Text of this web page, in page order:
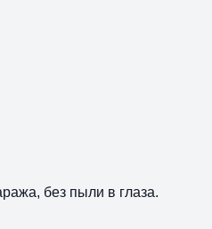
без пыли в глаза.